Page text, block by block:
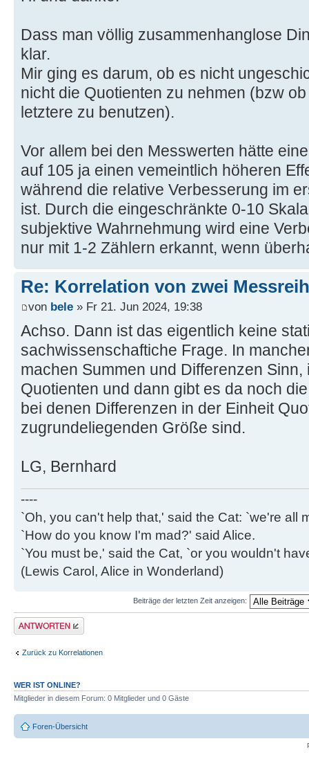
Dass man völlig zusammenhanglose
klar.
Mir ging es darum, ob es nicht
nicht die Quotienten zu nehmen (bzw
letztere zu benutzen).
Vor allem bei den Messwerten hätte
auf 105 ja einen vemeintlich höheren
während die relative Verbesserung im
ist. Durch die eingeschränkte 0-10
subjektive Wahrnehmung wird eine
nur mit 1-2 Zählern erkannt, wenn
Re: Korrelation von zwei
von bele » Fr 21. Jun 2024, 19:38
Achso. Dann ist das eigentlich keine
sachwissenschaftiche Frage. In
machen Summen und Differenzen
Quotienten und dann gibt es da noch
bei denen Differenzen in der Einheit
zugrundeliegenden Größe sind.
LG, Bernhard
----
`Oh, you can't help that,' said the Cat: `we're all
`How do you know I'm mad?' said Alice.
`You must be,' said the Cat, `or you wouldn't
(Lewis Carol, Alice in Wonderland)
Beiträge der letzten Zeit anzeigen:
Antwort erstellen
Zurück zu Korrelationen
WER IST ONLINE?
Mitglieder in diesem Forum: 0 Mitglieder und 0 Gäste
Foren-Übersicht